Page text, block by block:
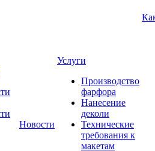
Новости
Услуги
Производство
фарфора
Нанесение
деколи
Технические
требования к
макетам